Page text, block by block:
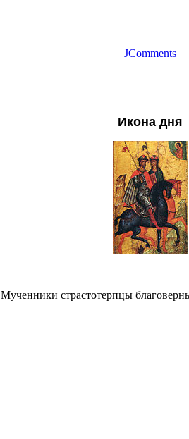
JComments
Икона дня
Мученники страстотерпцы